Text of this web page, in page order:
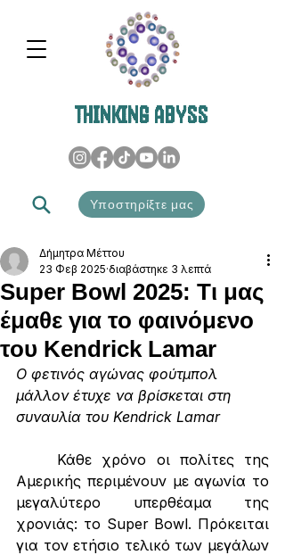
THINKING ABYSS
Υποστηρίξτε μας
Super Βowl 2025: Τι μας
έμαθε για το φαινόμενο
του Kendrick Lamar
Δήμητρα Μέττου
23 Φεβ 2025 διαβάστηκε 3 λεπτά
Ο φετινός αγώνας φούτμπολ
μάλλον έτυχε να βρίσκεται στη
συναυλία του Kendrick Lamar
Αμερικής περιμένουν με αγωνία το
μεγαλύτερο υπερθέαμα της
χρονιάς: το Super Bowl. Πρόκειται
για τον ετήσιο τελικό των μεγάλων